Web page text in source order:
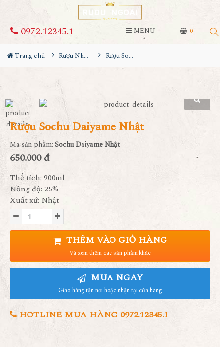
0
0972.12345.1 MENU
Trang chủ Rượu Nhật Rượu Sochu Daiyame Nhật
Rượu Sochu Daiyame Nhật
Mã sản phẩm: Sochu Daiyame Nhật
650.000 đ
Thể tích: 900ml
Nồng độ: 25%
Xuất xứ: Nhật
THÊM VÀO GIỎ HÀNG
Và xem thêm các sản phẩm khác
MUA NGAY
Giao hàng tận nơi hoặc nhận tại cửa hàng
HOTLINE MUA HÀNG 0972.12345.1